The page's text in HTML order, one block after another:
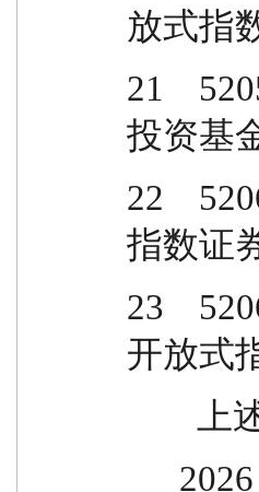
放式指
21
投资基
22
指数证
23
开放式